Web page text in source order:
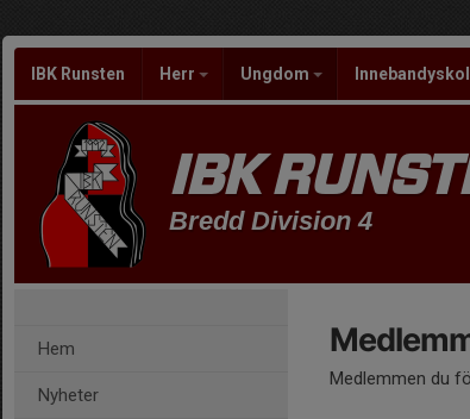
IBK Runsten Herr Ungdom
IBK
Bredd Division 4
Hem
Nyheter
Medlemmen du